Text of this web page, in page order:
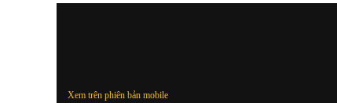
Xem trên phiên bản mobile